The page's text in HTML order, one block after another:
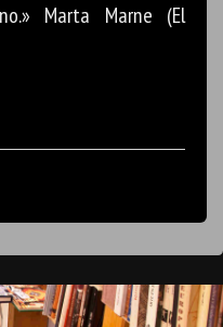
Marta Marne (El